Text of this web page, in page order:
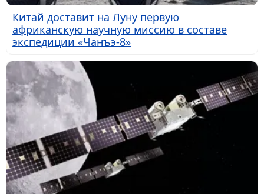
Китай доставит на Луну первую
африканскую научную миссию в составе
экспедиции «Чанъэ-8»